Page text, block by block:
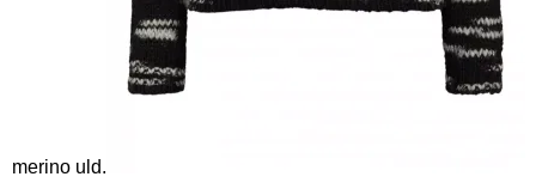
merino uld.